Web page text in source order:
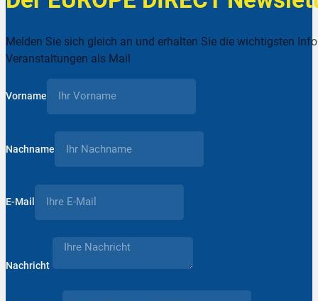
Melden Sie sich gleich an und erhalten Sie die wichtigsten
Veranstaltungen als Mail
Vorname
Nachname
E-Mail
Nachricht